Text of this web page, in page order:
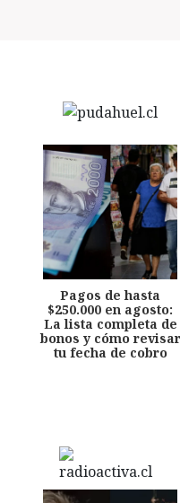
Pagos de hasta
$250.000 en agosto:
La lista completa de
bonos y cómo revisar
tu fecha de cobro